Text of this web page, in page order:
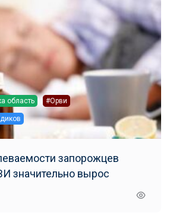
область #Орви
запорожцев
значительно вырос